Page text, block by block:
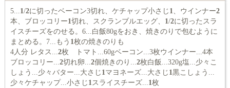
5... 1 /2に切ったベーコン3切れ、ケチャップ小さじ 1 、ウインナー2
本、ブロッコリー1 切れ、スクランブルエッグ、 1 /2に切ったスラ
イスチーズをのせる。6...白飯80gをおき、焼きのりで包むように
まとめる。7...もう 1 枚の焼きのりも
4人分 レタス... 2枚 トマト...60gベーコン...3枚ウインナー...4本
ブロッコリー... 2切れ卵... 2個焼きのり... 2枚白飯...320g塩...少々こ
しょう...少々バター...大さじ 1 マヨネーズ...大さじ 1 黒こしょう...
少々ケチャップ...小さじ 1 スライスチーズ... 1 枚